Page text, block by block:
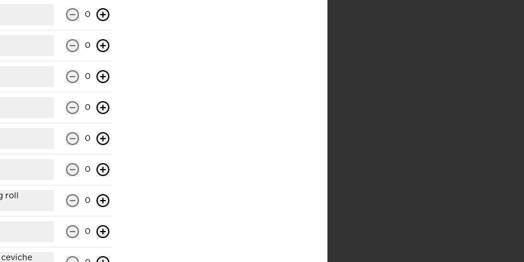
0
0
0
0
0
0
roll
0
0
ceviche